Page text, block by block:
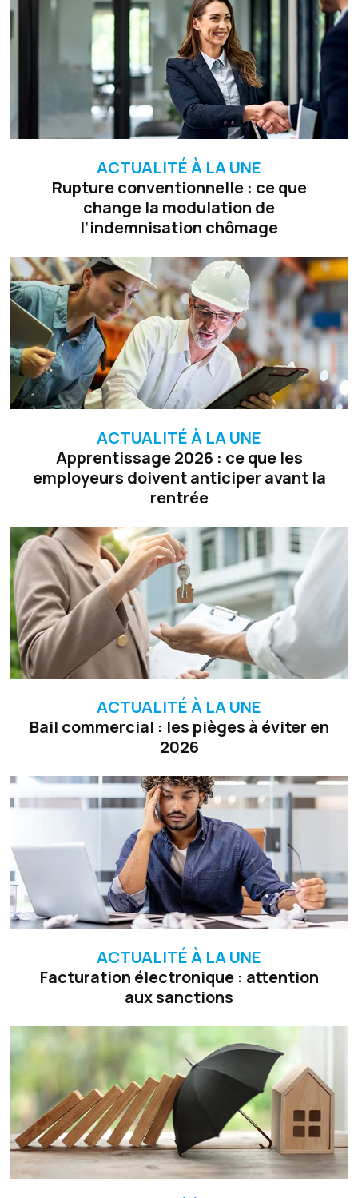
ACTUALITÉ À LA UNE
Rupture conventionnelle : ce que
change la modulation de
l’indemnisation chômage
ACTUALITÉ À LA UNE
Apprentissage 2026 : ce que les
employeurs doivent anticiper avant la
rentrée
ACTUALITÉ À LA UNE
Bail commercial : les pièges à éviter en
2026
ACTUALITÉ À LA UNE
Facturation électronique : attention
aux sanctions